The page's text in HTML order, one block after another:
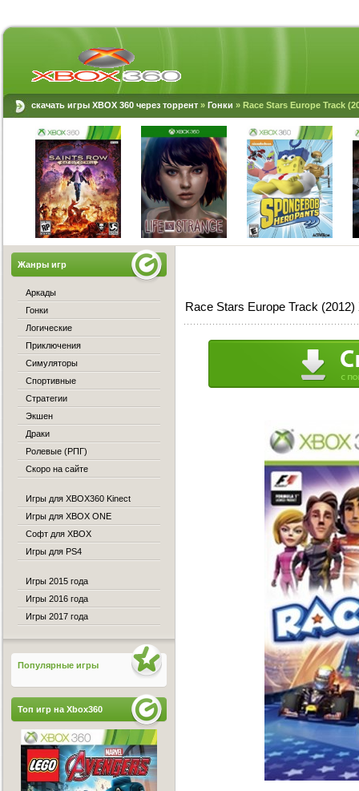
скачать игры XBOX 360 через торрент » Гонки » Race Stars Europe Track
Race Stars Europe Track (2012)
Жанры игр
Аркады
Гонки
Логические
Приключения
Симуляторы
Спортивные
Стратегии
Экшен
Драки
Ролевые (РПГ)
Скоро на сайте
Игры для XBOX360 Kinect
Игры для XBOX ONE
Софт для XBOX
Игры для PS4
Игры 2015 года
Игры 2016 года
Игры 2017 года
Популярные игры
Топ игр на Xbox360